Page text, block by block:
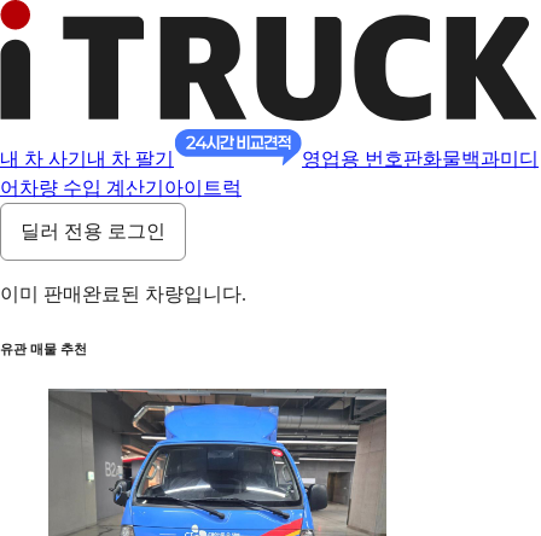
내 차 사기 내 차 팔기 영업용 번호판화물백과미디
어 차량 수입 계산기 아이트럭
딜러 전용 로그인
이미 판매완료된 차량입니다.
유관 매물 추천